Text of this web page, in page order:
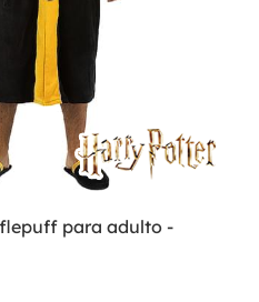
para adulto -